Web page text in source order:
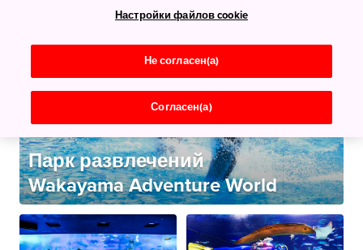
Парк развлечений
Wakayama Adventure World
Настройки файлов cookie
Не согласен(а)
Согласен(а)